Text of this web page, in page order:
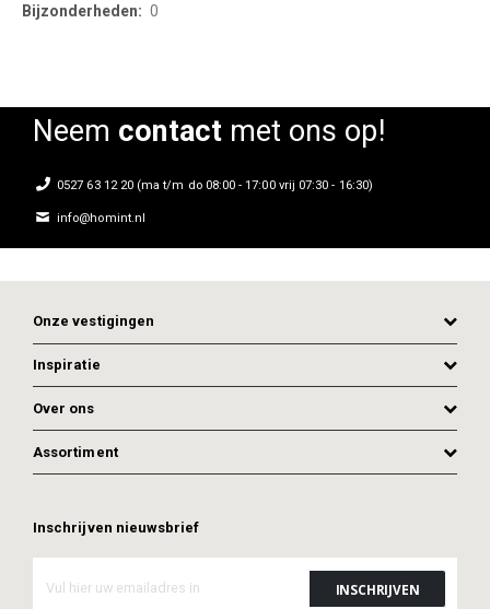
0
Neem contactmet ons op!
0527 63 12 20 (ma t/m do 08:00 - 17:00 vrij 07:30 - 16:30)
info@homint.nl
Onze vestigingen
Inspiratie
Over ons
Assortiment
Inschrijven nieuwsbrief